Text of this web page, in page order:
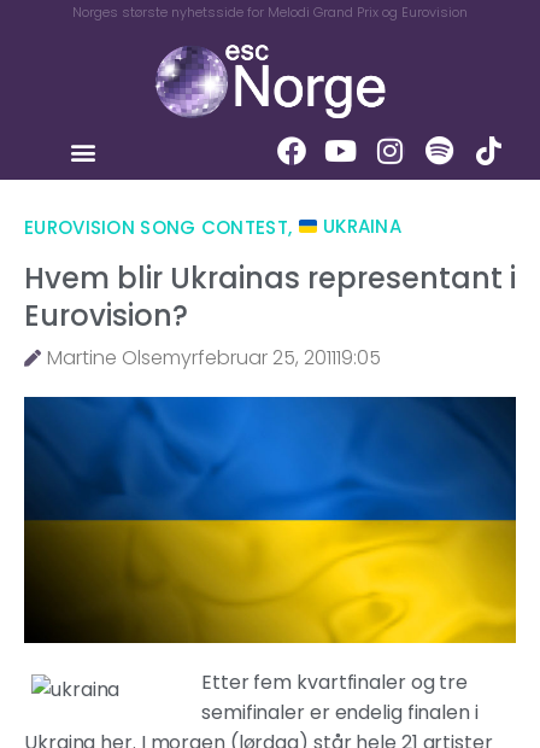
Norges største nyhetsside for Melodi Grand Prix og Eurovision
EUROVISION SONG CONTEST, UKRAINA
Hvem blir Ukrainas representant i
Eurovision?
Martine Olsemyrfebruar 25, 201119:05
Etter fem kvartfinaler og tre
semifinaler er endelig finalen i